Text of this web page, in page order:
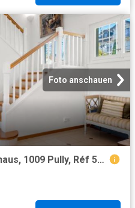
Foto anschauen
Zu verkaufen, Einfamilienhaus, 1009 Pully, Réf 5938